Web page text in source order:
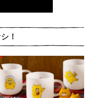
！